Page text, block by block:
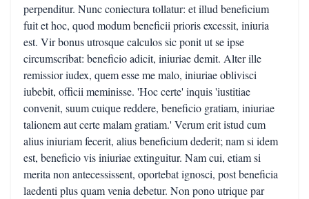
perpenditur. Nunc coniectura tollatur: et illud beneficium
fuit et hoc, quod modum beneficii prioris excessit, iniuria
est. Vir bonus utrosque calculos sic ponit ut se ipse
circumscribat: beneficio adicit, iniuriae demit. Alter ille
remissior iudex, quem esse me malo, iniuriae oblivisci
iubebit, officii meminisse. 'Hoc certe' inquis 'iustitiae
convenit, suum cuique reddere, beneficio gratiam, iniuriae
talionem aut certe malam gratiam.' Verum erit istud cum
alius iniuriam fecerit, alius beneficium dederit; nam si idem
est, beneficio vis iniuriae extinguitur. Nam cui, etiam si
merita non antecessissent, oportebat ignosci, post beneficia
laedenti plus quam venia debetur. Non pono utrique par